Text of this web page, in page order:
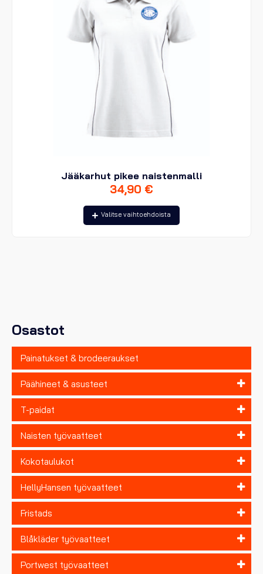
Osastot
Painatukset & brodeeraukset
Päähineet & asusteet
T-paidat
Naisten työvaatteet
Kokotaulukot
HellyHansen työvaatteet
Fristads
Blåkläder työvaatteet
Portwest työvaatteet
Jääkarhut pikee naistenmalli
34,90 €
Valitse vaihtoehdoista
Tällä
tuotteella